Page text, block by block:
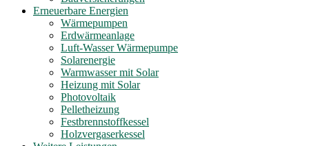
Erneuerbare Energien
Wärmepumpen
Erdwärmeanlage
Luft-Wasser Wärmepumpe
Solarenergie
Warmwasser mit Solar
Heizung mit Solar
Photovoltaik
Pelletheizung
Festbrennstoffkessel
Holzvergaserkessel